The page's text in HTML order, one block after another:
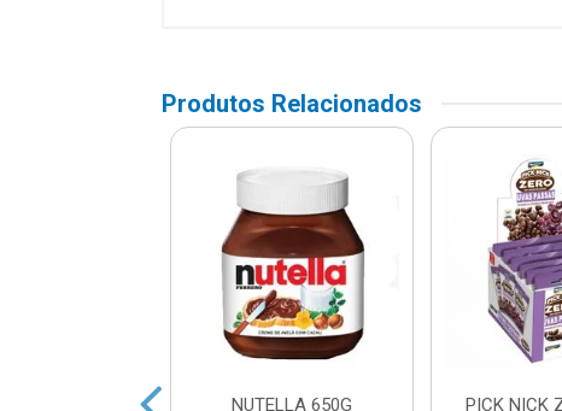
Produtos Relacionados
NUTELLA 650G
PICK NICK